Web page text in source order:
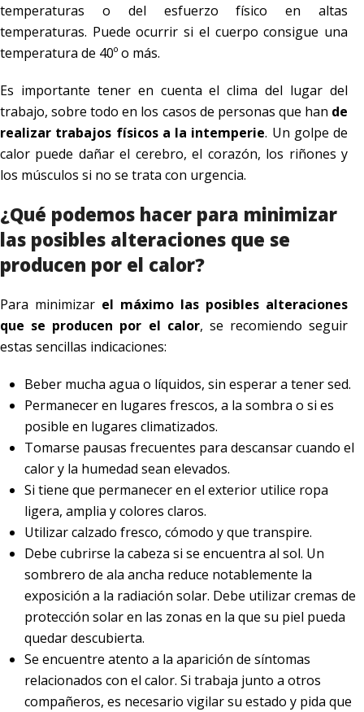
temperaturas o del esfuerzo físico en altas
temperaturas. Puede ocurrir si el cuerpo consigue una
temperatura de 40º o más.
Es importante tener en cuenta el clima del lugar del
trabajo, sobre todo en los casos de personas que han de
realizar trabajos físicos a la intemperie. Un golpe de
calor puede dañar el cerebro, el corazón, los riñones y
los músculos si no se trata con urgencia.
¿Qué podemos hacer para minimizar
las posibles alteraciones que se
producen por el calor?
Para minimizar el máximo las posibles alteraciones
que se producen por el calor, se recomiendo seguir
estas sencillas indicaciones:
Beber mucha agua o líquidos, sin esperar a tener sed.
Permanecer en lugares frescos, a la sombra o si es
posible en lugares climatizados.
Tomarse pausas frecuentes para descansar cuando el
calor y la humedad sean elevados.
Si tiene que permanecer en el exterior utilice ropa
ligera, amplia y colores claros.
Utilizar calzado fresco, cómodo y que transpire.
Debe cubrirse la cabeza si se encuentra al sol. Un
sombrero de ala ancha reduce notablemente la
exposición a la radiación solar. Debe utilizar cremas de
protección solar en las zonas en la que su piel pueda
quedar descubierta.
Se encuentre atento a la aparición de síntomas
relacionados con el calor. Si trabaja junto a otros
compañeros, es necesario vigilar su estado y pida que